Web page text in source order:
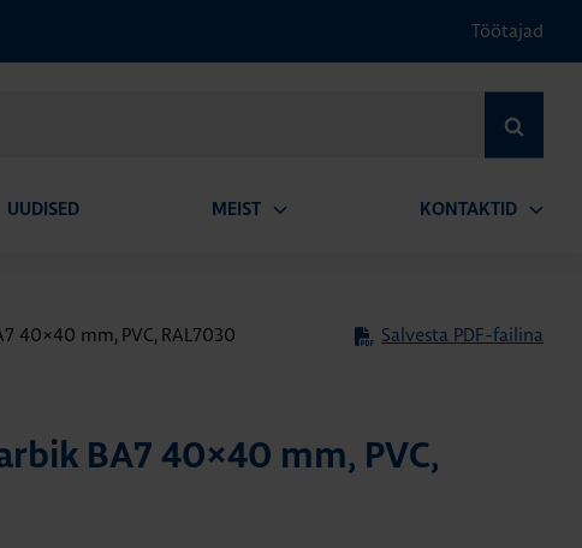
Töötajad
UUDISED MEIST KONTAKTID
40×40 mm, PVC, RAL7030 Salvesta PDF-failina
BA7 40×40 mm, PVC,